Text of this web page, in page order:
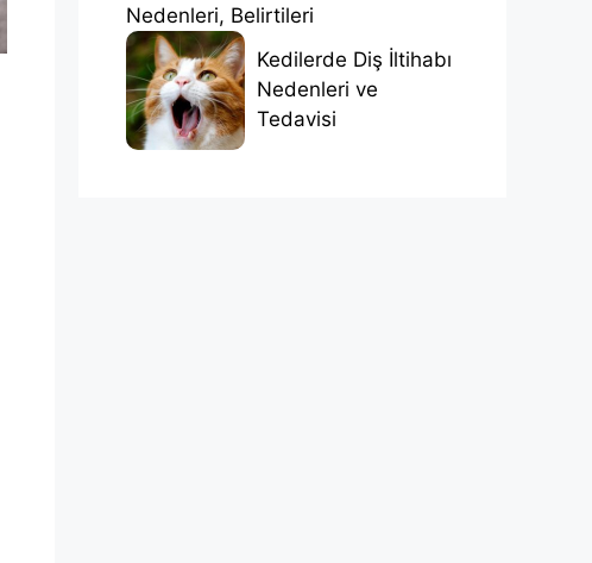
Nedenleri, Belirtileri
Kedilerde Diş İltihabı
Nedenleri ve
Tedavisi